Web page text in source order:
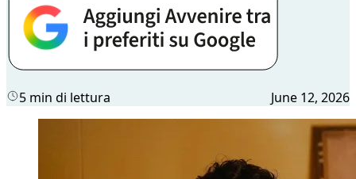
5 min di lettura June 12, 2026